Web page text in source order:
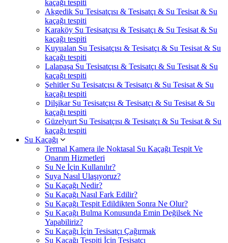
kaçağı tespiti
Akgedik Su Tesisatçısı & Tesisatçı & Su Tesisat & Su
kaçağı tespiti
Karaköy Su Tesisatçısı & Tesisatçı & Su Tesisat & Su
kaçağı tespiti
Kuyualan Su Tesisatçısı & Tesisatçı & Su Tesisat & Su
kaçağı tespiti
Lalapaşa Su Tesisatçısı & Tesisatçı & Su Tesisat & Su
kaçağı tespiti
Şehitler Su Tesisatçısı & Tesisatçı & Su Tesisat & Su
kaçağı tespiti
Dilşikar Su Tesisatçısı & Tesisatçı & Su Tesisat & Su
kaçağı tespiti
Güzelyurt Su Tesisatçısı & Tesisatçı & Su Tesisat & Su
kaçağı tespiti
Su Kaçağı
Termal Kamera ile Noktasal Su Kaçağı Tespit Ve
Onarım Hizmetleri
Su Ne İçin Kullanılır?
Suya Nasıl Ulaşıyoruz?
Su Kaçağı Nedir?
Su Kaçağı Nasıl Fark Edilir?
Su Kaçağı Tespit Edildikten Sonra Ne Olur?
Şu Kaçağı Bulma Konusunda Emin Değilsek Ne
Yapabiliriz?
Su Kaçağı İçin Tesisatçı Çağırmak
Su Kaçağı Tespiti İçin Tesisatçı